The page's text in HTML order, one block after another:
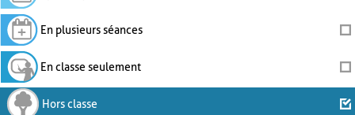
En plusieurs séances
En classe seulement
Hors classe